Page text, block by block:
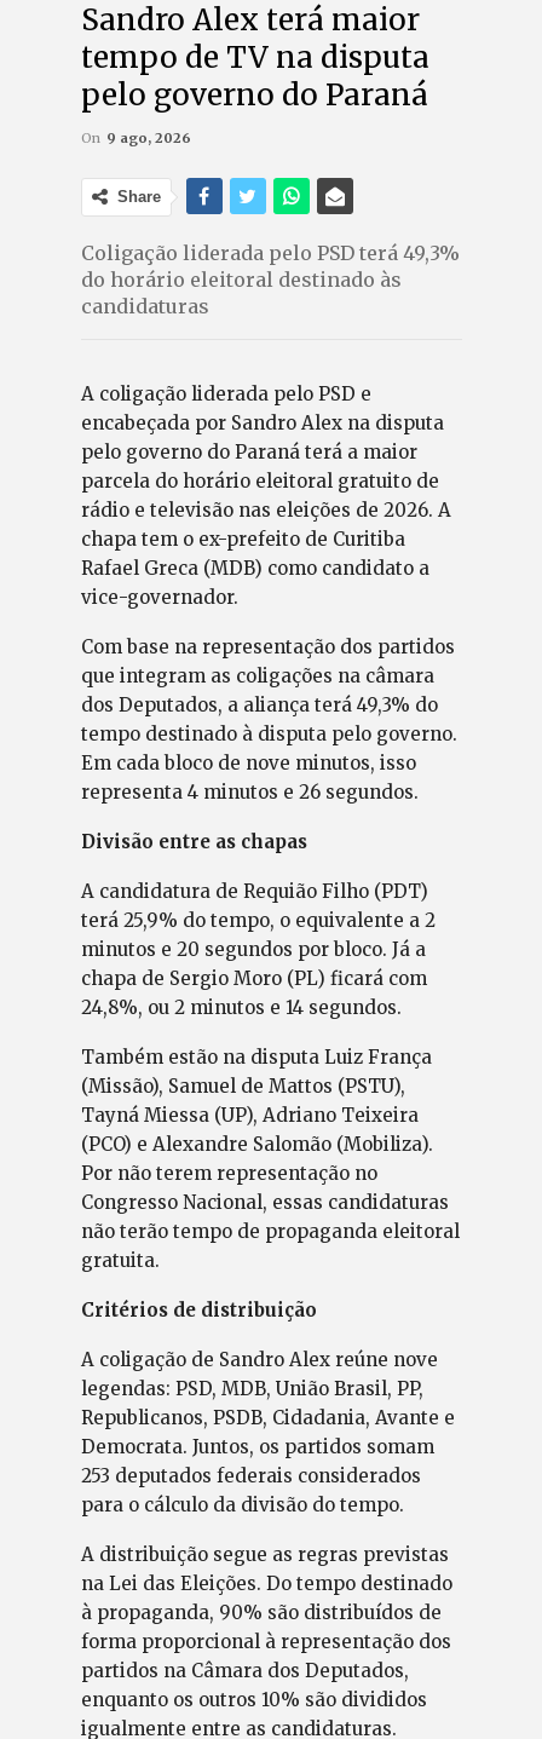
Sandro Alex terá maior
tempo de TV na disputa
pelo governo do Paraná
On 9 ago, 2026
Share
Coligação liderada pelo PSD terá 49,3%
do horário eleitoral destinado às
candidaturas
A coligação liderada pelo PSD e
encabeçada por Sandro Alex na disputa
pelo governo do Paraná terá a maior
parcela do horário eleitoral gratuito de
rádio e televisão nas eleições de 2026. A
chapa tem o ex-prefeito de Curitiba
Rafael Greca (MDB) como candidato a
vice-governador.
Com base na representação dos partidos
que integram as coligações na câmara
dos Deputados, a aliança terá 49,3% do
tempo destinado à disputa pelo governo.
Em cada bloco de nove minutos, isso
representa 4 minutos e 26 segundos.
Divisão entre as chapas
A candidatura de Requião Filho (PDT)
terá 25,9% do tempo, o equivalente a 2
minutos e 20 segundos por bloco. Já a
chapa de Sergio Moro (PL) ficará com
24,8%, ou 2 minutos e 14 segundos.
Também estão na disputa Luiz França
(Missão), Samuel de Mattos (PSTU),
Tayná Miessa (UP), Adriano Teixeira
(PCO) e Alexandre Salomão (Mobiliza).
Por não terem representação no
Congresso Nacional, essas candidaturas
não terão tempo de propaganda eleitoral
gratuita.
Critérios de distribuição
A coligação de Sandro Alex reúne nove
legendas: PSD, MDB, União Brasil, PP,
Republicanos, PSDB, Cidadania, Avante e
Democrata. Juntos, os partidos somam
253 deputados federais considerados
para o cálculo da divisão do tempo.
A distribuição segue as regras previstas
na Lei das Eleições. Do tempo destinado
à propaganda, 90% são distribuídos de
forma proporcional à representação dos
partidos na Câmara dos Deputados,
enquanto os outros 10% são divididos
igualmente entre as candidaturas.